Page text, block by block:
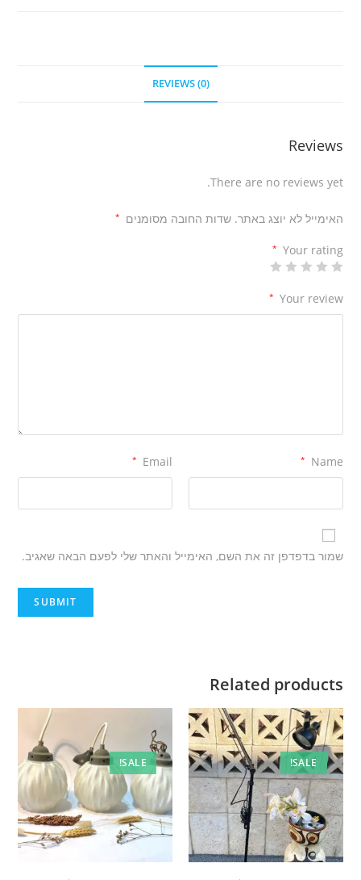
REVIEWS (0)
Reviews
There are no reviews yet.
האימייל לא יוצג באתר. שדות החובה מסומנים *
Your rating
*
Your review
*
Name
*
Email
*
שמור בדפדפן זה את השם, האימייל והאתר שלי לפעם הבאה שאגיב.
Related products
SALE!
SALE!